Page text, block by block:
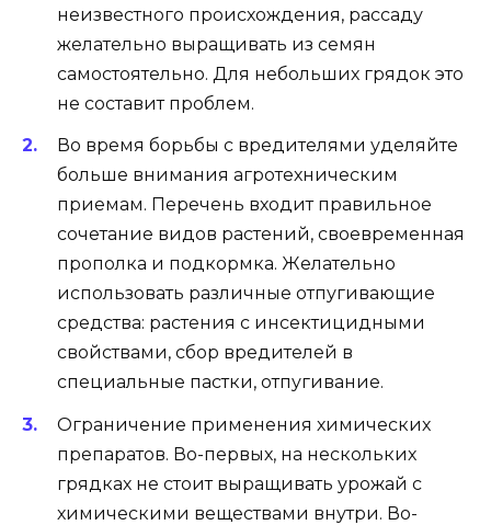
неизвестного происхождения, рассаду
желательно выращивать из семян
самостоятельно. Для небольших грядок это
не составит проблем.
Во время борьбы с вредителями уделяйте
больше внимания агротехническим
приемам. Перечень входит правильное
сочетание видов растений, своевременная
прополка и подкормка. Желательно
использовать различные отпугивающие
средства: растения с инсектицидными
свойствами, сбор вредителей в
специальные пастки, отпугивание.
Ограничение применения химических
препаратов. Во-первых, на нескольких
грядках не стоит выращивать урожай с
химическими веществами внутри. Во-